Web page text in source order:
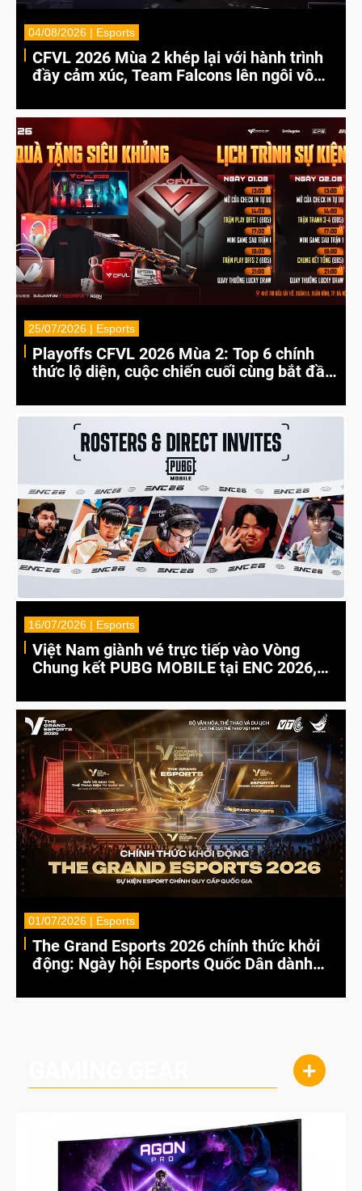
04/08/2026 | Esports
CFVL 2026 Mùa 2 khép lại với hành trình
đầy cảm xúc, Team Falcons lên ngôi vô
25/07/2026 | Esports
Playoffs CFVL 2026 Mùa 2: Top 6 chính
thức lộ diện, cuộc chiến cuối cùng bắt đầu
16/07/2026 | Esports
Việt Nam giành vé trực tiếp vào Vòng
Chung kết PUBG MOBILE tại ENC 2026,
đầu thế giới
01/07/2026 | Esports
The Grand Esports 2026 chính thức khởi
động: Ngày hội Esports Quốc Dân dành
+